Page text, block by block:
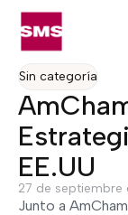
Sin categoría
EE.UU
27 de septiembre
Junto a